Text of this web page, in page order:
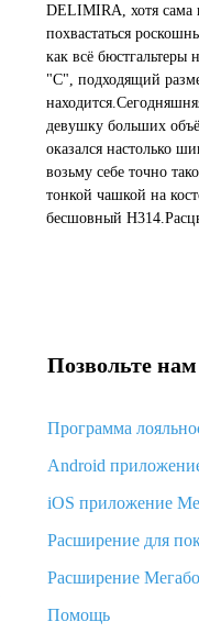
DELIMIRA, хотя сама
похвастаться
как всё бюстгальтеры
"С", подходящий
девушку больших
оказался настолько
возьму себе точно
тонкой чашкой на
бесшовный
Позвольте
Программа
Android
iOS приложение
Расширение для
Расширение
Помощь